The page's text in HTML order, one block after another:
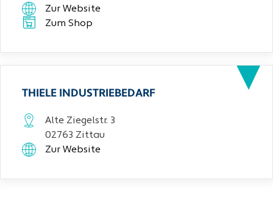
Zur Website
Zum Shop
THIELE INDUSTRIEBEDARF
Alte Ziegelstr. 3
02763 Zittau
Zur Website